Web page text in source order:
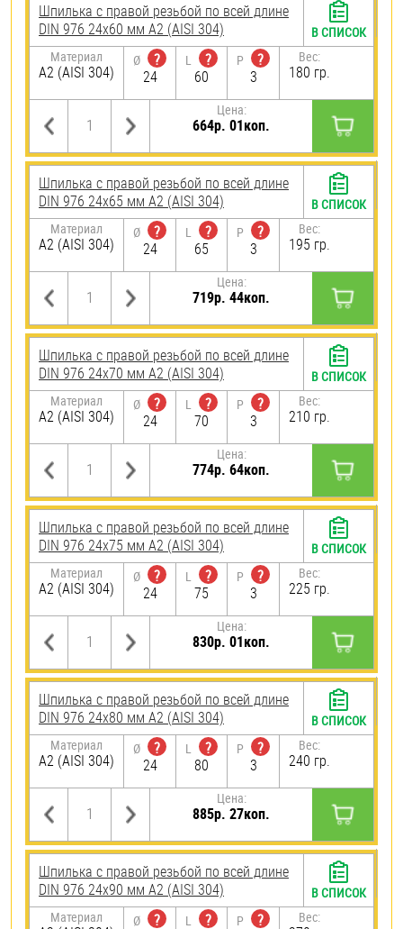
Шпилька с правой резьбой по всей длине
DIN 976 24х60 мм А2 (AISI 304)
Материал
А2 (AISI 304)
Ø
?
24
L
?
60
P
?
3
Вес:
180 гр.
Цена:
664р. 01коп.
В СПИСОК
Шпилька с правой резьбой по всей длине
DIN 976 24х65 мм А2 (AISI 304)
Материал
А2 (AISI 304)
Ø
?
24
L
?
65
P
?
3
Вес:
195 гр.
Цена:
719р. 44коп.
В СПИСОК
Шпилька с правой резьбой по всей длине
DIN 976 24х70 мм А2 (AISI 304)
Материал
А2 (AISI 304)
Ø
?
24
L
?
70
P
?
3
Вес:
210 гр.
Цена:
774р. 64коп.
В СПИСОК
Шпилька с правой резьбой по всей длине
DIN 976 24х75 мм А2 (AISI 304)
Материал
А2 (AISI 304)
Ø
?
24
L
?
75
P
?
3
Вес:
225 гр.
Цена:
830р. 01коп.
В СПИСОК
Шпилька с правой резьбой по всей длине
DIN 976 24х80 мм А2 (AISI 304)
Материал
А2 (AISI 304)
Ø
?
24
L
?
80
P
?
3
Вес:
240 гр.
Цена:
885р. 27коп.
В СПИСОК
Шпилька с правой резьбой по всей длине
DIN 976 24х90 мм А2 (AISI 304)
Материал Ø
?
L
?
P
?
Вес:
В СПИСОК